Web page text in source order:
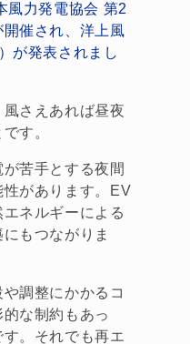
風力発電協会 第2
催され、洋上風
が発表されまし
さえあれば昼夜
す。
苦手とする夜間
があります。EV
ネルギーによる
もつながりま
調整にかかるコ
な制約もあっ
。それでも再エ